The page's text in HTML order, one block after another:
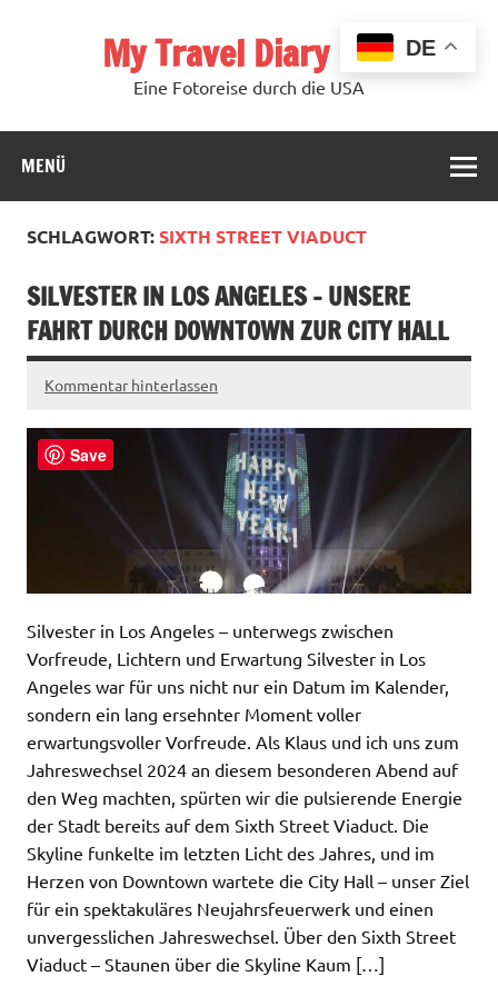
My Travel Diary USA
Eine Fotoreise durch die USA
MENÜ
SCHLAGWORT:SIXTH STREET VIADUCT
SILVESTER IN LOS ANGELES – UNSERE
FAHRT DURCH DOWNTOWN ZUR CITY HALL
Kommentar hinterlassen
Silvester in Los Angeles – unterwegs zwischen
Vorfreude, Lichtern und Erwartung Silvester in Los
Angeles war für uns nicht nur ein Datum im Kalender,
sondern ein lang ersehnter Moment voller
erwartungsvoller Vorfreude. Als Klaus und ich uns zum
Jahreswechsel 2024 an diesem besonderen Abend auf
den Weg machten, spürten wir die pulsierende Energie
der Stadt bereits auf dem Sixth Street Viaduct. Die
Skyline funkelte im letzten Licht des Jahres, und im
Herzen von Downtown wartete die City Hall – unser Ziel
für ein spektakuläres Neujahrsfeuerwerk und einen
unvergesslichen Jahreswechsel. Über den Sixth Street
Viaduct – Staunen über die Skyline Kaum […]
DE
Save